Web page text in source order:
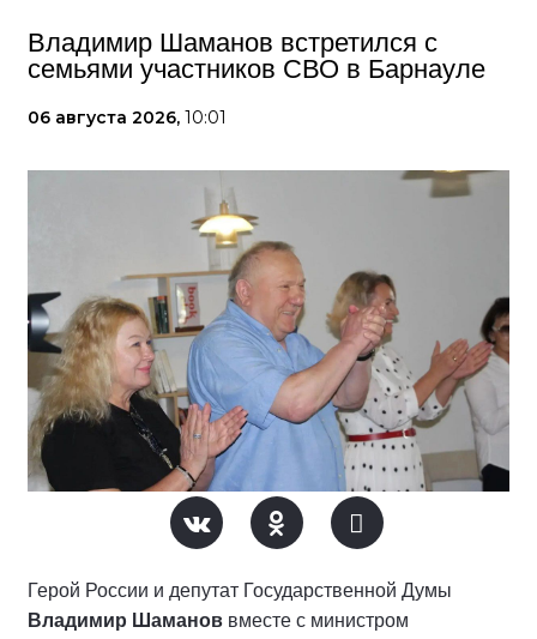
Владимир Шаманов встретился с
семьями участников СВО в Барнауле
06 августа 2026, 10:01
Герой России и депутат Государственной Думы
Владимир Шаманов вместе с министром